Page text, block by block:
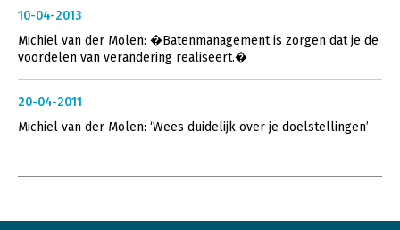
10-04-2013
Michiel van der Molen: �Batenmanagement is zorgen dat je de
voordelen van verandering realiseert.�
20-04-2011
Michiel van der Molen: ‘Wees duidelijk over je doelstellingen’